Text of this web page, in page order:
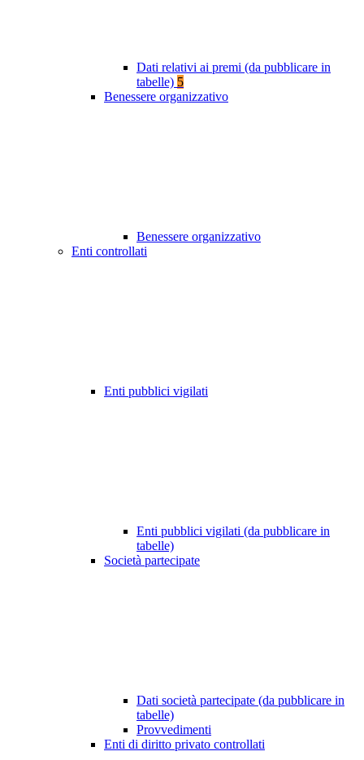
Dati relativi ai premi (da pubblicare in
tabelle) 5
Benessere organizzativo
Benessere organizzativo
Enti controllati
Enti pubblici vigilati
Enti pubblici vigilati (da pubblicare in
tabelle)
Società partecipate
Dati società partecipate (da pubblicare in
tabelle)
Provvedimenti
Enti di diritto privato controllati